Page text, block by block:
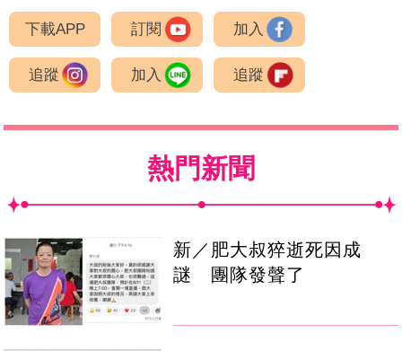
下載APP 訂閱 加入
追蹤 加入 追蹤
熱門新聞
新／肥大叔猝逝死因成
謎 團隊發聲了